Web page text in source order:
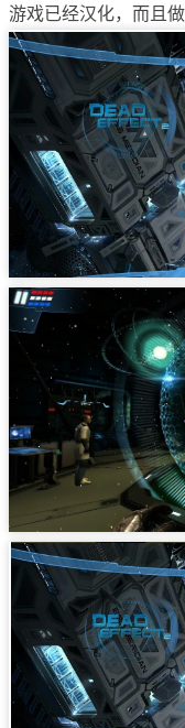
游戏已经汉化，而且